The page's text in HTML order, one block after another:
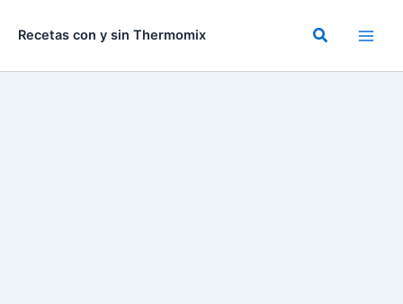
Recetas con y sin Thermomix Buscar